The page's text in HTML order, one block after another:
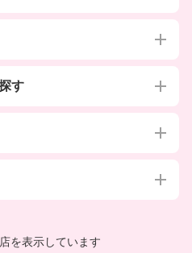
す
を表示しています